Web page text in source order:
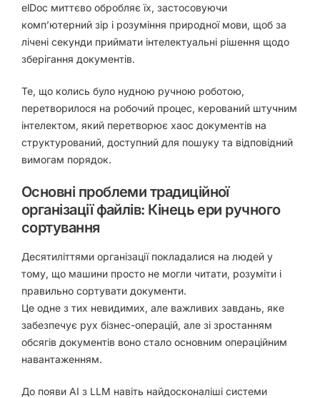
elDoc миттєво обробляє їх, застосовуючи
комп’ютерний зір і розуміння природної мови, щоб за
лічені секунди приймати інтелектуальні рішення щодо
зберігання документів.
Те, що колись було нудною ручною роботою,
перетворилося на робочий процес, керований штучним
інтелектом, який перетворює хаос документів на
структурований, доступний для пошуку та відповідний
вимогам порядок.
Основні проблеми традиційної
організації файлів: Кінець ери ручного
сортування
Десятиліттями організації покладалися на людей у
тому, що машини просто не могли читати, розуміти і
правильно сортувати документи.
Це одне з тих невидимих, але важливих завдань, яке
забезпечує рух бізнес-операцій, але зі зростанням
обсягів документів воно стало основним операційним
навантаженням.
До появи AI з LLM навіть найдосконаліші системи